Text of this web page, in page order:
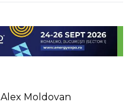
Alex Moldovan